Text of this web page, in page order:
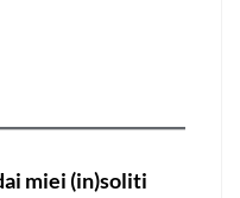
miei (in)soliti